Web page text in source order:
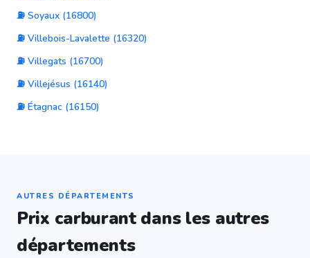
⛽ Soyaux (16800)
⛽ Villebois-Lavalette (16320)
⛽ Villegats (16700)
⛽ Villejésus (16140)
⛽ Étagnac (16150)
AUTRES DÉPARTEMENTS
Prix carburant dans les autres
départements